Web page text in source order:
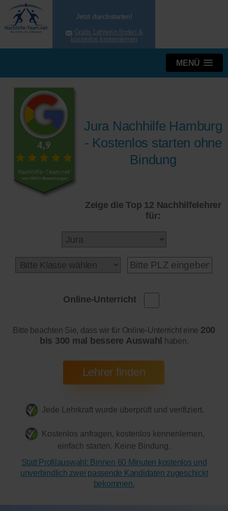
Jetzt durchstarten!
Gratis Lehrer/in finden &
kostenlos kennenlernen
MENÜ
Jura Nachhilfe Hamburg
- Kostenlos starten ohne
Bindung
Zeige die Top 12 Nachhilfelehrer
für:
Online-Unterricht
Bitte beachten Sie, dass wir für Online-Unterricht eine 200
bis 300 mal bessere Auswahl haben.
Jede Lehrkraft wurde überprüft und verifiziert.
Kostenlos anfragen, kostenlos kennenlernen,
einfach starten. Keine Bindung.
Statt Profilauswahl: Binnen 60 Minuten kostenlos und
unverbindlich zwei passende Kandidaten zugeschickt
bekommen.